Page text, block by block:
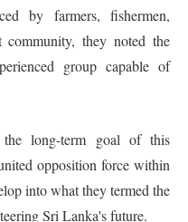
by farmers, fishermen,
community, they noted the
group capable of
the long-term goal of this
opposition force within
into what they termed the
Sri Lanka's future.